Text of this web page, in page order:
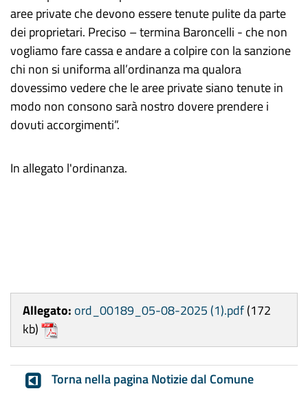
aree private che devono essere tenute pulite da parte
dei proprietari. Preciso – termina Baroncelli - che non
vogliamo fare cassa e andare a colpire con la sanzione
chi non si uniforma all’ordinanza ma qualora
dovessimo vedere che le aree private siano tenute in
modo non consono sarà nostro dovere prendere i
dovuti accorgimenti”.
In allegato l'ordinanza.
Allegato: ord_00189_05-08-2025 (1).pdf(172
kb)
Torna nella pagina Notizie dal Comune